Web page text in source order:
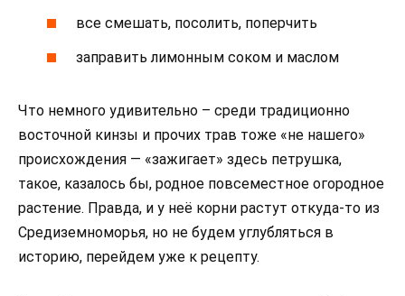
все смешать, посолить, поперчить
заправить лимонным соком и маслом
Что немного удивительно – среди традиционно
восточной кинзы и прочих трав тоже «не нашего»
происхождения — «зажигает» здесь петрушка,
такое, казалось бы, родное повсеместное огородное
растение. Правда, и у неё корни растут откуда-то из
Средиземноморья, но не будем углубляться в
историю, перейдем уже к рецепту.